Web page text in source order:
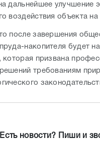
дальнейшее улучшение
воздействия объекта
после завершения
накопителя будет
которая призвана
требованиям
Есть новости? Пиши и